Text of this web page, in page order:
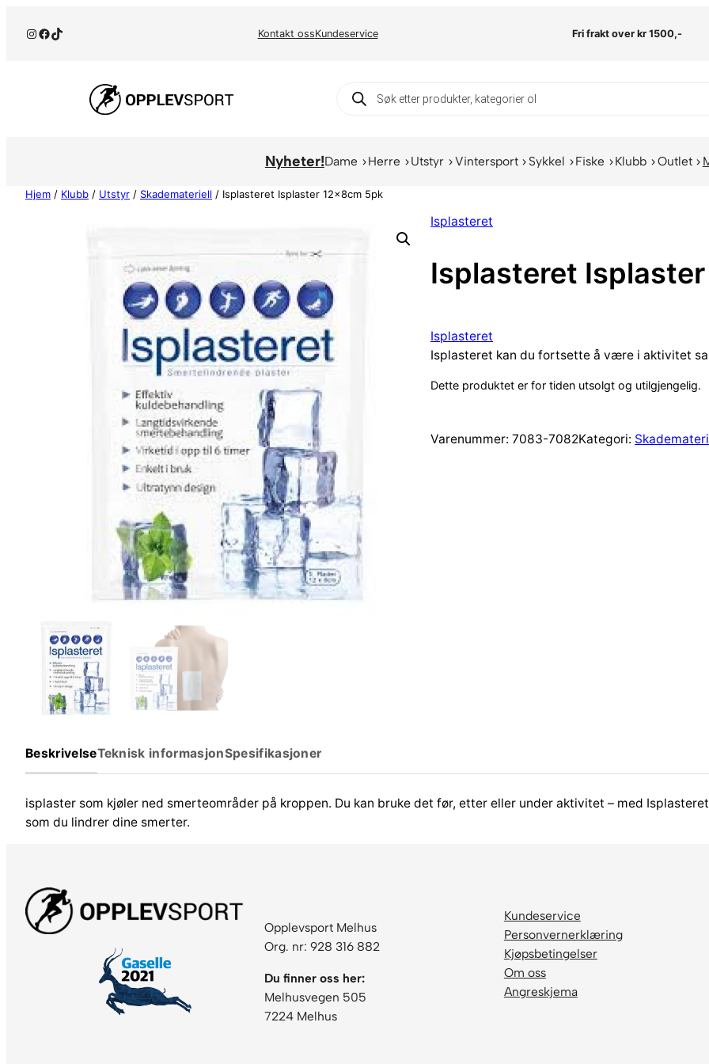
Instagram
Facebook
TikTok Kontakt ossKundeservice Fri frakt over kr 1500,-
Products
search
Nyheter!Dame Herre Utstyr Vintersport Sykkel Fiske Klubb Outlet
Hjem / Klubb / Utstyr / Skademateriell / Isplasteret Isplaster 12x8cm 5pk
Isplasteret
Isplasteret
Isplasteret
Isplasteret kan du fortsette å være i aktivitet
Dette produktet er for tiden utsolgt og utilgjengelig.
Varenummer: 7083-7082Kategori:
BeskrivelseTeknisk informasjonSpesifikasjoner
isplaster som kjøler ned smerteområder på kroppen. Du kan bruke det før, etter eller under aktivitet – med
som du lindrer dine smerter.
Opplevsport Melhus
Org. nr: 928 316 882
Du finner oss her:
Melhusvegen 505
7224 Melhus
Kundeservice
Personvernerklæring
Kjøpsbetingelser
Om oss
Angreskjema